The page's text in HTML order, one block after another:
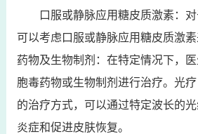
口服或静脉应用糖皮质激素：对
可以考虑口服或静脉应用糖皮质激
药物及生物制剂：在特定情况下，
胞毒药物或生物制剂进行治疗。光
的治疗方式，可以通过特定波长的
炎症和促进皮肤恢复。